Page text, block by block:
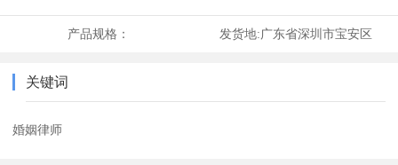
产品规格： 发货地:广东省深圳市宝安区
关键词
婚姻律师